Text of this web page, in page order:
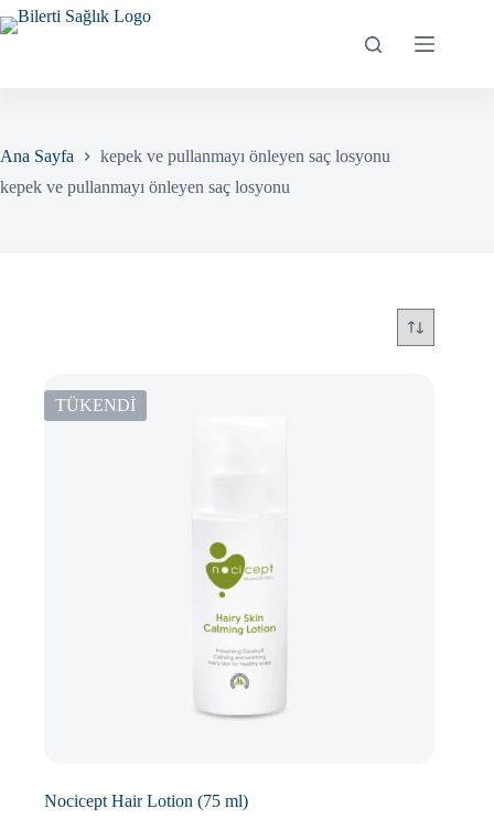
Skip
to
Ana Sayfa
kepek ve pullanmayı önleyen saç losyonu
kepek ve pullanmayı önleyen saç losyonu
TÜKENDİ
Nocicept Hair Lotion (75 ml)